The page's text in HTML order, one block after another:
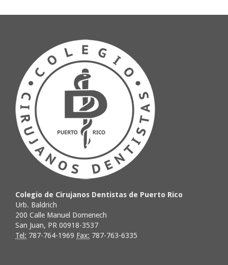
Colegio de Cirujanos Dentistas de Puerto Rico
Urb. Baldrich
200 Calle Manuel Domenech
San Juan, PR 00918-3537
Tel: 787-764-1969 Fax: 787-763-6335